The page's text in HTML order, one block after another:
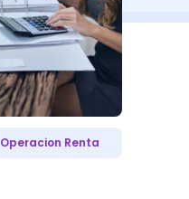
Operacion Renta